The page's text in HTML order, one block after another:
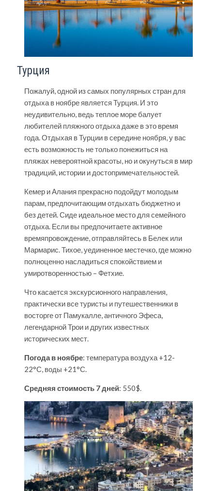
Турция
Пожалуй, одной из самых популярных стран для
отдыха в ноябре является Турция. И это
неудивительно, ведь теплое море балует
любителей пляжного отдыха даже в это время
года.Отдыхая в Турции в середине ноября, у вас
есть возможность не только понежиться на
пляжах невероятной красоты, но и окунуться в мир
традиций, истории и достопримечательностей.
Кемер и Алания прекрасно подойдут молодым
парам, предпочитающим отдыхать бюджетно и
без детей. Сиде идеальное место для семейного
отдыха. Если вы предпочитаете активное
времяпровождение, отправляйтесь в Белек или
Мармарис. Тихое, уединенное местечко, где можно
полноценно насладиться спокойствием и
умиротворенностью – Фетхие.
Что касается экскурсионного направления,
практически все туристы и путешественники в
восторге от Памукалле, античного Эфеса,
легендарной Трои и других известных
исторических мест.
Погода в ноябре: температура воздуха +12-
22°С, воды +21°С.
Средняя стоимость 7 дней: 550$.